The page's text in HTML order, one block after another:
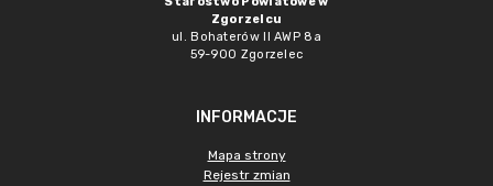
Zgorzelcu
ul. Bohaterów II AWP 8a
59-900 Zgorzelec
INFORMACJE
Mapa strony
Rejestr zmian